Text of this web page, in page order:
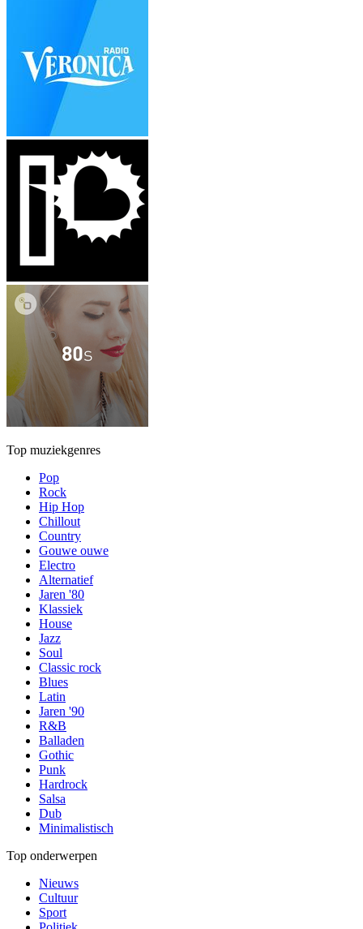
Top muziekgenres
Pop
Rock
Hip Hop
Chillout
Country
Gouwe ouwe
Electro
Alternatief
Jaren '80
Klassiek
House
Jazz
Soul
Classic rock
Blues
Latin
Jaren '90
R&B
Balladen
Gothic
Punk
Hardrock
Salsa
Dub
Minimalistisch
Top onderwerpen
Nieuws
Cultuur
Sport